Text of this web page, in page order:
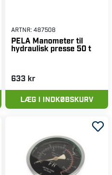
ARTNR: 487508
PELA Manometer til
hydraulisk presse 50 t
633 kr
LÆG I INDKØBSKURV